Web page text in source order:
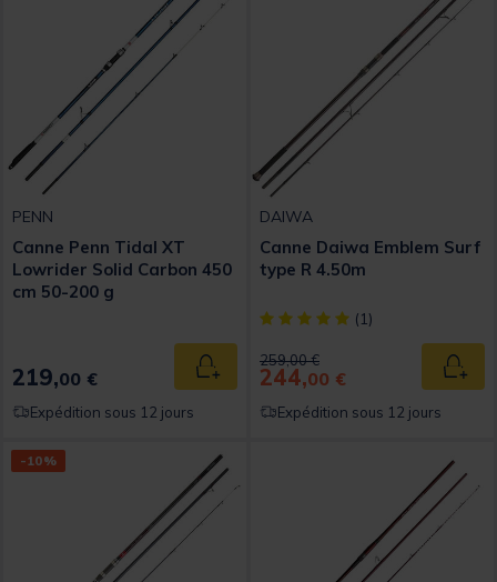
PENN
Canne Penn Tidal XT
Lowrider Solid Carbon 450
cm 50-200 g
219,00 € Ajouter au panier
Expédition sous 12 jours
DAIWA
Canne Daiwa Emblem Surf
type R 4.50m
[object Object] out of 5
(1)
Price reduced from
259,00 €to
244,00 €
Expédition sous 12 jours
-10%